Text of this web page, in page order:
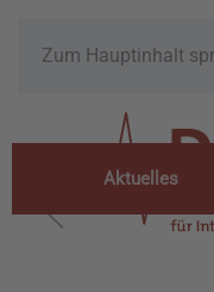
Zum Hauptinhalt
Aktuelles